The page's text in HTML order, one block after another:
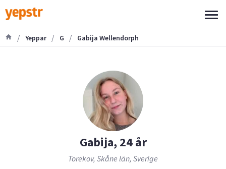
/ Yeppar / G / Gabija Wellendorph
Gabija, 24 år
Torekov, Skåne län, Sverige